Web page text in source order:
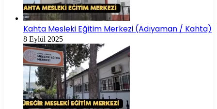
Kahta Mesleki Eğitim Merkezi (Adıyaman / Kahta)
8 Eylül 2025